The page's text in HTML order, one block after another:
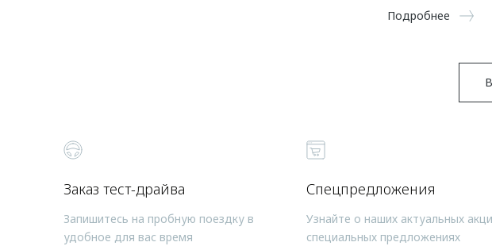
Подробнее
Заказ тест-драйва
Запишитесь на пробную поездку в
удобное для вас время
Спецпредложения
Узнайте о наших актуальных
специальных предложениях